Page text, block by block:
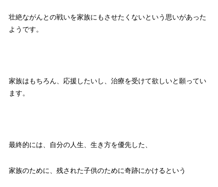
壮絶ながんとの戦いを家族にもさせたくないという思いがあった
ようです。
家族はもちろん、応援したいし、治療を受けて欲しいと願ってい
ます。
最終的には、自分の人生、生き方を優先した、
家族のために、残された子供のために奇跡にかけるという